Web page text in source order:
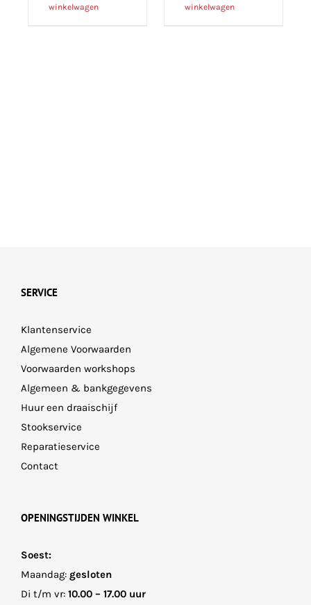
winkelwagen winkelwagen
SERVICE
Klantenservice
Algemene Voorwaarden
Voorwaarden workshops
Algemeen & bankgegevens
Huur een draaischijf
Stookservice
Reparatieservice
Contact
OPENINGSTIJDEN WINKEL
Soest:
Maandag: gesloten
Di t/m vr: 10.00 – 17.00 uur